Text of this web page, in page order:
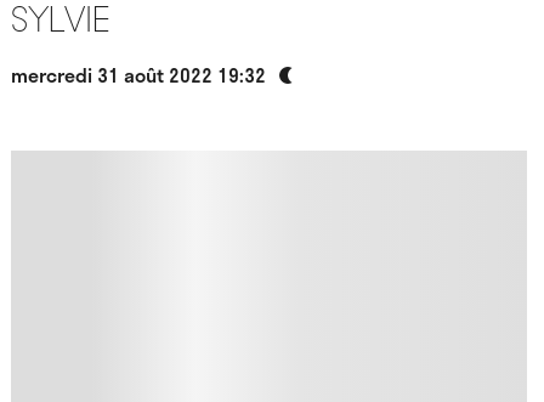
Sylvie
mercredi 31 août 2022 19:32